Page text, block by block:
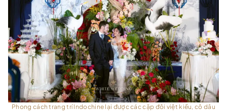
Phong cách trang trí Indochine lại được các cặp đôi việt kiều, cô dâu